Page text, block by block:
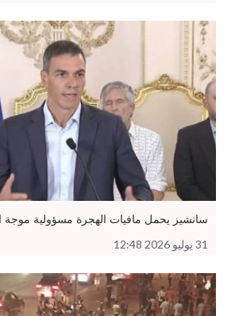
سانشيز يحمل مافيات الهجرة مسؤولية موجة
31 يوليو 2026 12:48